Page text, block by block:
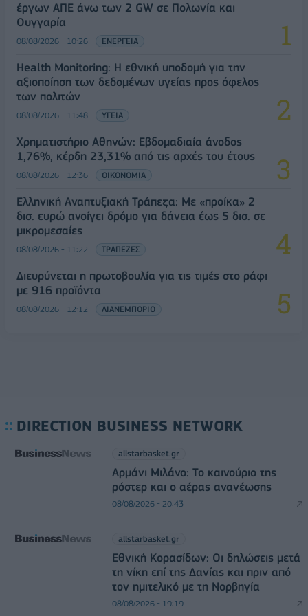
έργων ΑΠΕ άνω των 2 GW σε Πολωνία και
Ουγγαρία
08/08/2026 - 10:26 ΕΝΕΡΓΕΙΑ
Health Monitoring: Η εθνική υποδομή για την
αξιοποίηση των δεδομένων υγείας προς όφελος
των πολιτών
08/08/2026 - 11:48 ΥΓΕΙΑ
Χρηματιστήριο Αθηνών: Εβδομαδιαία άνοδος
1,76%, κέρδη 23,31% από τις αρχές του έτους
08/08/2026 - 12:36 ΟΙΚΟΝΟΜΙΑ
Ελληνική Αναπτυξιακή Τράπεζα: Με «προίκα» 2
δισ. ευρώ ανοίγει δρόμο για δάνεια έως 5 δισ. σε
μικρομεσαίες
08/08/2026 - 11:22 ΤΡΑΠΕΖΕΣ
Διευρύνεται η πρωτοβουλία για τις τιμές στο ράφι
με 916 προϊόντα
08/08/2026 - 12:12 ΛΙΑΝΕΜΠΟΡΙΟ
DIRECTION BUSINESS NETWORK
allstarbasket.gr
Αρμάνι Μιλάνο: Το καινούριο της
ρόστερ και ο αέρας ανανέωσης
08/08/2026 - 20:43
allstarbasket.gr
Εθνική Κορασίδων: Οι δηλώσεις μετά
τη νίκη επί της Δανίας και πριν από
τον ημιτελικό με τη Νορβηγία
08/08/2026 - 19:19